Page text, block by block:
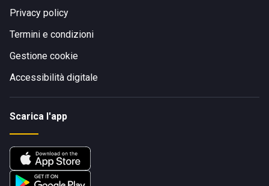
Privacy policy
Termini e condizioni
Gestione cookie
Accessibilità digitale
Scarica l'app